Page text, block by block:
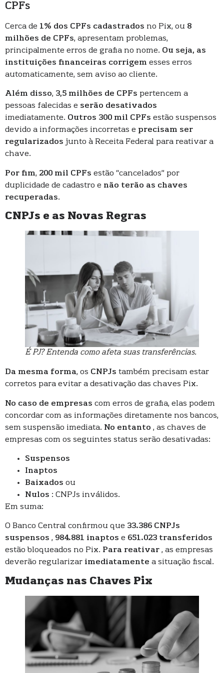
CPFs
Cerca de 1% dos CPFs cadastrados no Pix, ou 8
milhões de CPFs, apresentam problemas,
principalmente erros de grafia no nome. Ou seja, as
instituições financeiras corrigem esses erros
automaticamente, sem aviso ao cliente.
Além disso, 3,5 milhões de CPFs pertencem a
pessoas falecidas e serão desativados
imediatamente. Outros 300 mil CPFs estão suspensos
devido a informações incorretas e precisam ser
regularizados junto à Receita Federal para reativar a
chave.
Por fim, 200 mil CPFs estão “cancelados” por
duplicidade de cadastro e não terão as chaves
recuperadas.
CNPJs e as Novas Regras
É PJ? Entenda como afeta suas transferências.
Da mesma forma, os CNPJs também precisam estar
corretos para evitar a desativação das chaves Pix.
No caso de empresas com erros de grafia, elas podem
concordar com as informações diretamente nos bancos,
sem suspensão imediata. No entanto , as chaves de
empresas com os seguintes status serão desativadas:
Suspensos
Inaptos
Baixados ou
Nulos : CNPJs inválidos.
Em suma:
O Banco Central confirmou que 33.386 CNPJs
suspensos , 984.881 inaptos e 651.023 transferidos
estão bloqueados no Pix. Para reativar , as empresas
deverão regularizar imediatamente a situação fiscal.
Mudanças nas Chaves Pix